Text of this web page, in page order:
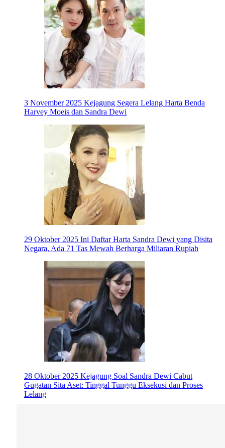
3 November 2025 Kejagung Segera Lelang Harta Benda
Harvey Moeis dan Sandra Dewi
29 Oktober 2025 Ini Daftar Harta Sandra Dewi yang Disita
Negara, Ada 71 Tas Mewah Berharga Miliaran Rupiah
28 Oktober 2025 Kejagung Soal Sandra Dewi Cabut
Gugatan Sita Aset: Tinggal Tunggu Eksekusi dan Proses
Lelang